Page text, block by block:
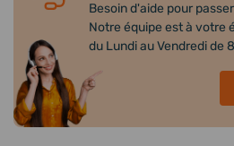
Besoin d'aide pour
Notre équipe est à votre
du Lundi au Vendredi de